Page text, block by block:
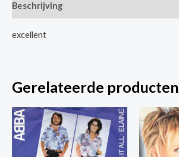
Get
/
aantal
Beschrijving
excellent
Gerelateerde producten